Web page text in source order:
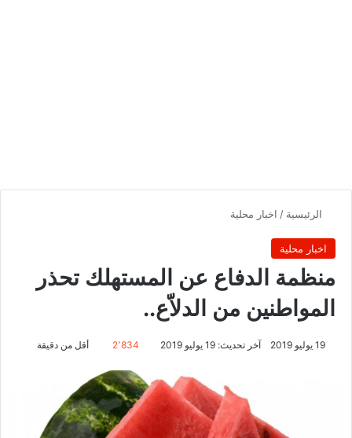
الرئيسية / اخبار محلية
اخبار محلية
منظمة الدفاع عن المستهلك تحذر
المواطنين من الدلاّع..
19 يوليو 2019 آخر تحديث: 19 يوليو 2019 2٬834 أقل من دقيقة